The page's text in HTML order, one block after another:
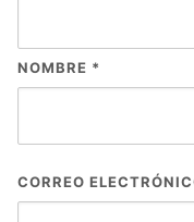
NOMBRE *
CORREO